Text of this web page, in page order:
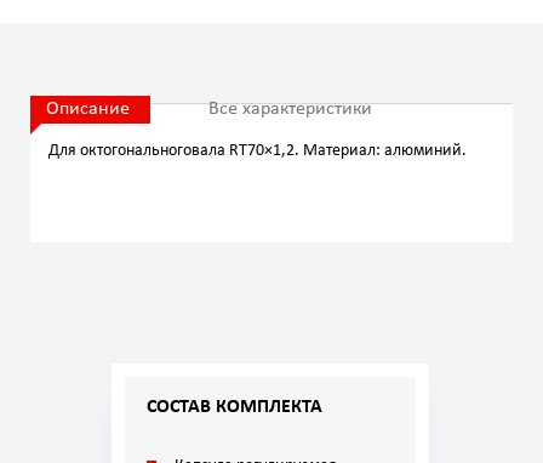
СОСТАВ КОМПЛЕКТА
Описание Все характеристики
Для октогональноговала RT70×1,2. Материал: алюминий.